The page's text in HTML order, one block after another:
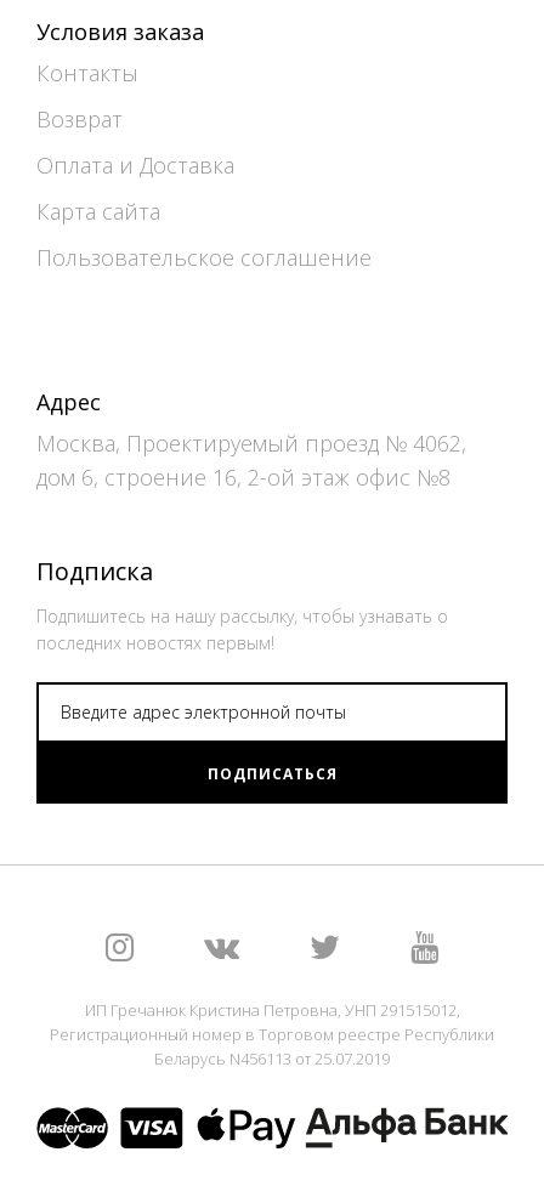
Условия заказа
Контакты
Возврат
Оплата и Доставка
Карта сайта
Пользовательское соглашение
Адрес
Москва, Проектируемый проезд № 4062,
дом 6, строение 16, 2-ой этаж офис №8
Подписка
Подпишитесь на нашу рассылку, чтобы узнавать о
последних новостях первым!
ПОДПИСАТЬСЯ
ИП Гречанюк Кристина Петровна, УНП 291515012,
Регистрационный номер в Торговом реестре Республики
Беларусь N456113 от 25.07.2019